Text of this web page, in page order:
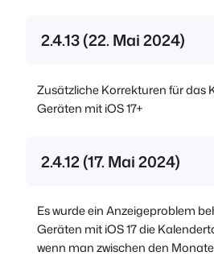
2.4.13 (22. Mai 2024)
Zusätzliche Korrekturen für das
Geräten mit iOS 17+
2.4.12 (17. Mai 2024)
Es wurde ein Anzeigeproblem
Geräten mit iOS 17 die
wenn man zwischen den